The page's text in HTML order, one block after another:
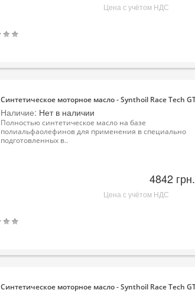
Цена с учётом НДС
Синтетическое моторное масло - Synthoil Race Tech
Наличие: Нет в наличии
Полностью синтетическое масло на базе
полиальфаолефинов для применения в специально
подготовленных в..
4842 грн.
Цена с учётом НДС
Синтетическое моторное масло - Synthoil Race Tech